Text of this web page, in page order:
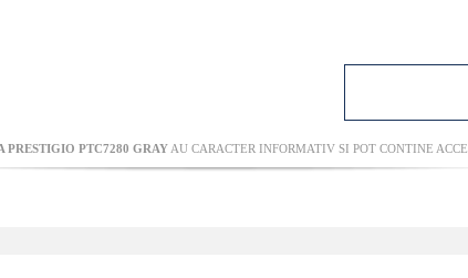
PRESTIGIO PTC7280 GRAYAU CARACTER INFORMATIV SI POT CONTINE